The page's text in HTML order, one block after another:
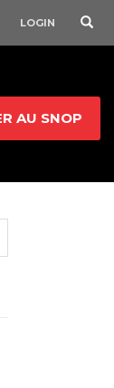
LOGIN
AU SNOP